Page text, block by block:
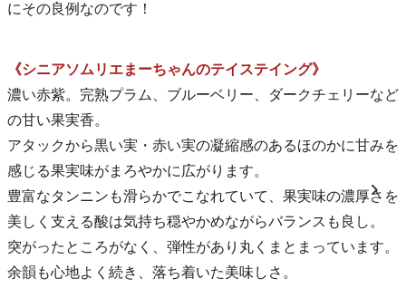
にその良例なのです！
《シニアソムリエまーちゃんのテイステイング》
濃い赤紫。完熟プラム、ブルーベリー、ダークチェリーなど
の甘い果実香。
アタックから黒い実・赤い実の凝縮感のあるほのかに甘みを
感じる果実味がまろやかに広がります。
豊富なタンニンも滑らかでこなれていて、果実味の濃厚さを
美しく支える酸は気持ち穏やかめながらバランスも良し。
突がったところがなく、弾性があり丸くまとまっています。
余韻も心地よく続き、落ち着いた美味しさ。